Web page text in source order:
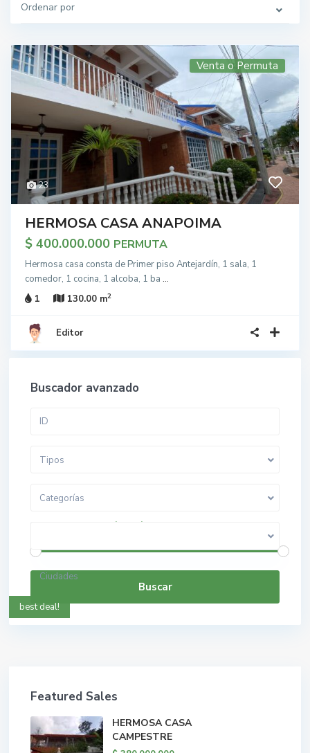
Ordenar por
23
Venta o Permuta
HERMOSA CASA ANAPOIMA
$ 400.000.000 PERMUTA
Hermosa casa consta de Primer piso Antejardín, 1 sala, 1
comedor, 1 cocina, 1 alcoba, 1 ba ...
1
130.00 m2
Editor
Buscador avanzado
Tipos
Categorías
Rango de precios: $ 0 a $ 5.000.000.000
Ciudades
Buscar
best deal!
Featured Sales
HERMOSA CASA
CAMPESTRE